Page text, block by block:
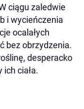
ciągu zaledwie
i wycieńczenia
ocalałych
bez obrzydzenia.
desperacko
ich ciała.